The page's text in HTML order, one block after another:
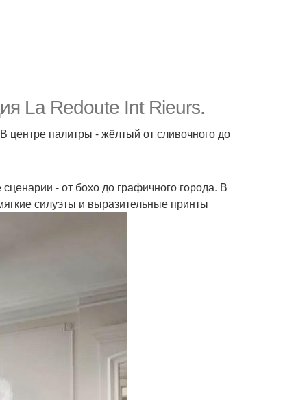
La Redoute Int Rieurs.
центре палитры - жёлтый от сливочного до
- от бохо до графичного города. В
силуэты и выразительные принты